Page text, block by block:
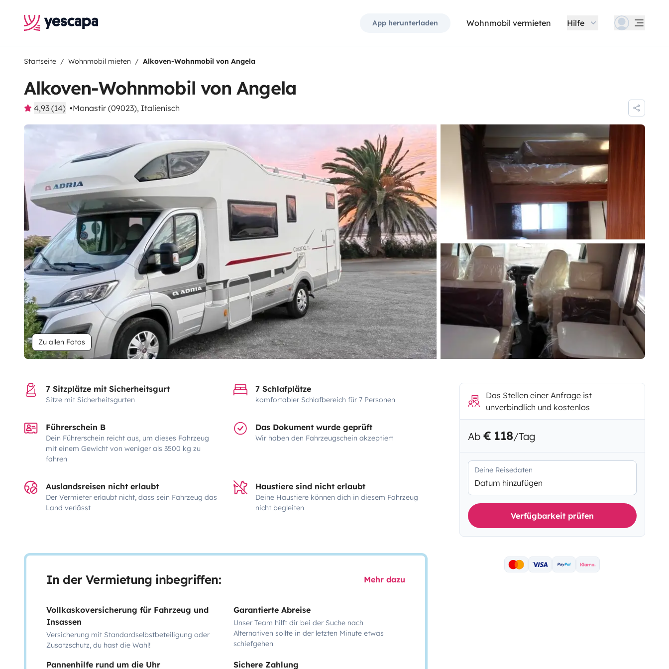
App herunterladen Wohnmobil vermieten Hilfe
Startseite Wohnmobil mieten Alkoven-Wohnmobil von Angela
Alkoven-Wohnmobil von Angela
4,93 (14) Monastir (09023), Italienisch
Zu allen Fotos
7 Sitzplätze mit Sicherheitsgurt
Sitze mit Sicherheitsgurten
7 Schlafplätze
komfortabler Schlafbereich für 7 Personen
Führerschein B
Dein Führerschein reicht aus, um dieses Fahrzeug
mit einem Gewicht von weniger als 3500 kg zu
fahren
Das Dokument wurde geprüft
Wir haben den Fahrzeugschein akzeptiert
Auslandsreisen nicht erlaubt
Der Vermieter erlaubt nicht, dass sein Fahrzeug das
Land verlässt
Haustiere sind nicht erlaubt
Deine Haustiere können dich in diesem Fahrzeug
nicht begleiten
In der Vermietung inbegriffen: Mehr dazu
Vollkaskoversicherung für Fahrzeug und
Insassen
Versicherung mit Standardselbstbeteiligung oder
Zusatzschutz, du hast die Wahl!
Garantierte Abreise
Unser Team hilft dir bei der Suche nach
Alternativen sollte in der letzten Minute etwas
schiefgehen
Pannenhilfe rund um die Uhr Sichere Zahlung
Das Stellen einer Anfrage ist
unverbindlich und kostenlos
Ab € 118/Tag
Deine Reisedaten
Datum hinzufügen
Verfügbarkeit prüfen